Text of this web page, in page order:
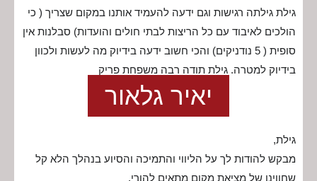
גילת גילתה רגישות וגם ידעה להעמיד אותנו במקום שצריך ( כי
הולכים לאיבוד עם כל הריצות לבתי חולים והועדות) סבלנות אין
סופית ( 5 נודניקים) והכי חשוב ידעה בידיוק מה לעשות ולכוון
בידיוק למטרה. גילת תודה רבה משפחת פריק
יאיר גלאור
גילת,
מבקש להודות לך על הליווי והתמיכה והסיוע בנהלך הלא קל
שחווינו של מציאת מקום מתאים להורי.